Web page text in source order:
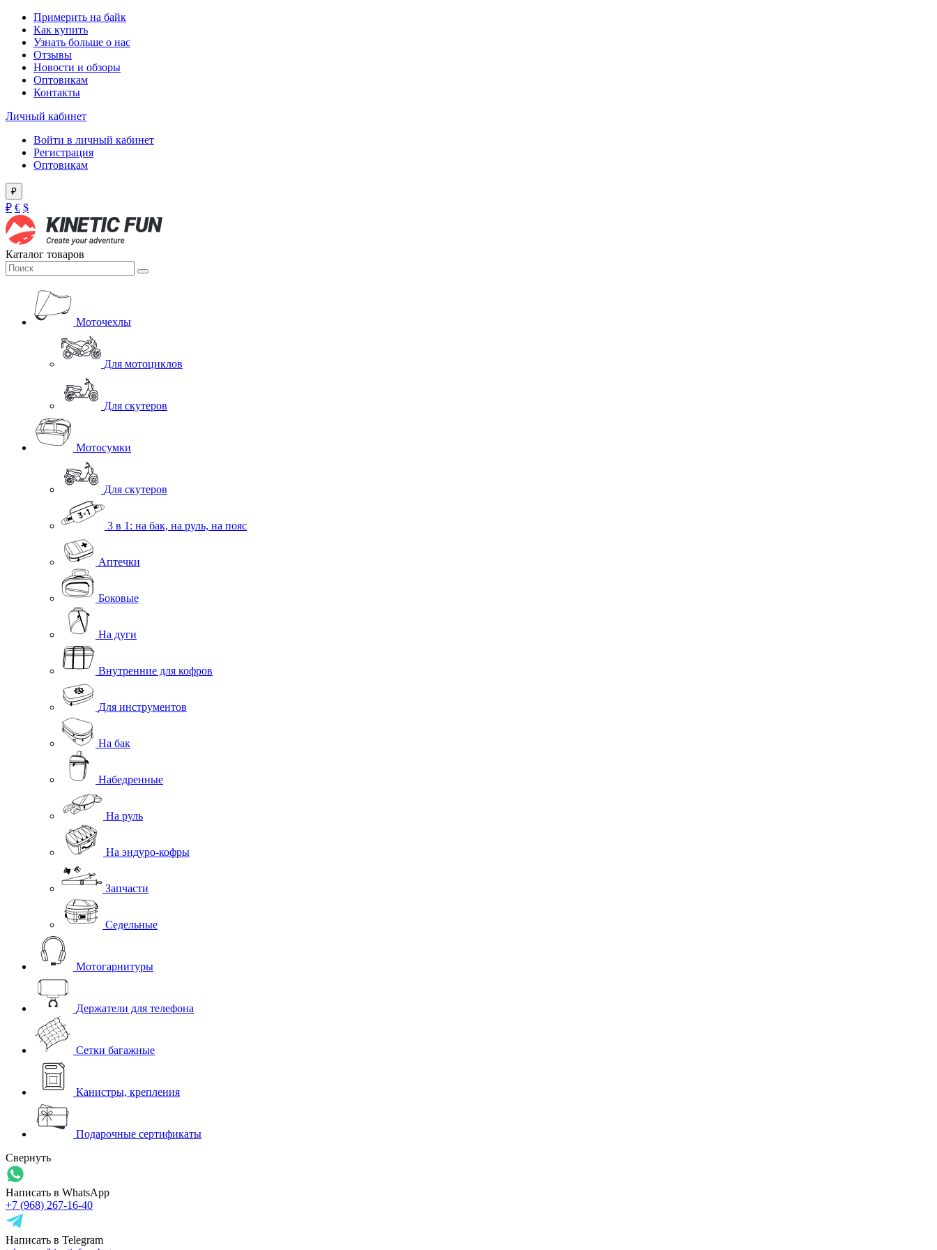
Примерить на байк
Как купить
Узнать больше о нас
Отзывы
Новости и обзоры
Оптовикам
Контакты
Личный кабинет
Войти в личный кабинет
Регистрация
Оптовикам
₽
₽ € $
Каталог товаров
Моточехлы
Для мотоциклов
Для скутеров
Мотосумки
Для скутеров
3 в 1: на бак, на руль, на пояс
Аптечки
Боковые
На дуги
Внутренние для кофров
Для инструментов
На бак
Набедренные
На руль
На эндуро-кофры
Запчасти
Седельные
Мотогарнитуры
Держатели для телефона
Сетки багажные
Канистры, крепления
Подарочные сертификаты
Свернуть
Написать в WhatsApp
+7 (968) 267-16-40
Написать в Telegram